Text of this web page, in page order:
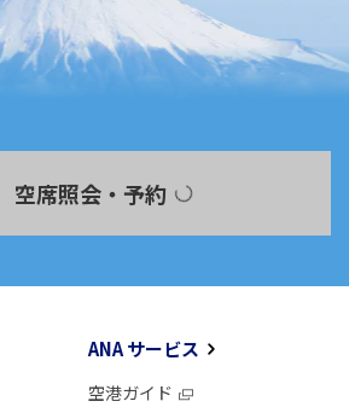
空席照会・予約
ANA サービス
空港ガイド